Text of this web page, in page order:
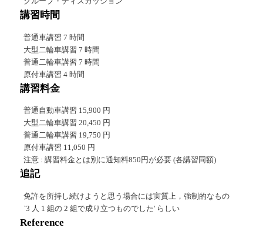
講習時間
普通車講習 7 時間
大型二輪車講習 7 時間
普通二輪車講習 7 時間
原付車講習 4 時間
講習料金
普通自動車講習 15,900 円
大型二輪車講習 20,450 円
普通二輪車講習 19,750 円
原付車講習 11,050 円
注意 : 講習料金とは別に通知料850円が必要 (各講習同額)
追記
免許を所持し続けようと思う場合には実質上，強制的なもの
`3 人 1 組の 2 組で成り立つものでした' らしい
Reference